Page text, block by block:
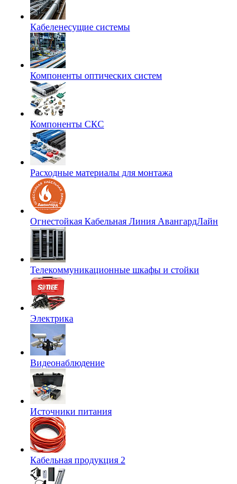
Кабеленесущие системы
Компоненты оптических систем
Компоненты СКС
Расходные материалы для монтажа
Огнестойкая Кабельная Линия АвангардЛайн
Телекоммуникационные шкафы и стойки
Электрика
Видеонаблюдение
Источники питания
Кабельная продукция 2